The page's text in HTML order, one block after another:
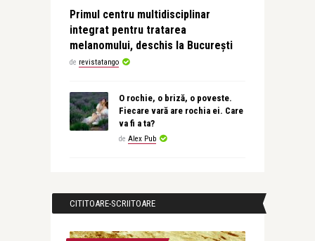
Primul centru multidisciplinar
integrat pentru tratarea
melanomului, deschis la București
de revistatango
O rochie, o briză, o poveste.
Fiecare vară are rochia ei. Care
va fi a ta?
de Alex Pub
CITITOARE-SCRIITOARE